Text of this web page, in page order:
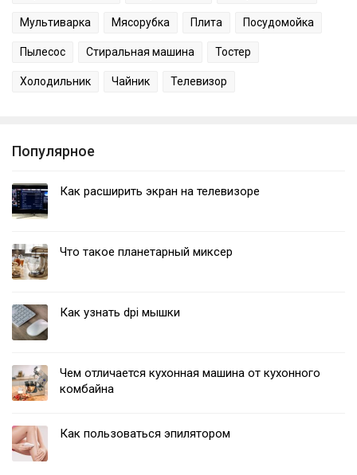
Мультиварка Мясорубка Плита Посудомойка
Пылесос Стиральная машина Тостер
Холодильник Чайник Телевизор
Популярное
Как расширить экран на телевизоре
Что такое планетарный миксер
Как узнать dpi мышки
Чем отличается кухонная машина от кухонного
комбайна
Как пользоваться эпилятором